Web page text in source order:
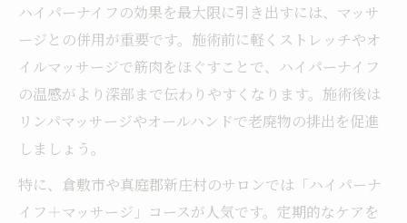
ハイパーナイフの効果を最大限に引き出すには、マッサ
ージとの併用が重要です。施術前に軽くストレッチやオ
イルマッサージで筋肉をほぐすことで、ハイパーナイフ
の温感がより深部まで伝わりやすくなります。施術後は
リンパマッサージやオールハンドで老廃物の排出を促進
しましょう。
特に、倉敷市や真庭郡新庄村のサロンでは「ハイパーナ
イフ＋マッサージ」コースが人気です。定期的なケアを